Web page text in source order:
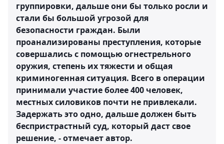
группировки, дальше они бы только росли и
стали бы большой угрозой для
безопасности граждан. Были
проанализированы преступления, которые
совершались с помощью огнестрельного
оружия, степень их тяжести и общая
криминогенная ситуация. Всего в операции
принимали участие более 400 человек,
местных силовиков почти не привлекали.
Задержать это одно, дальше должен быть
беспристрастный суд, который даст свое
решение, - отмечает автор.